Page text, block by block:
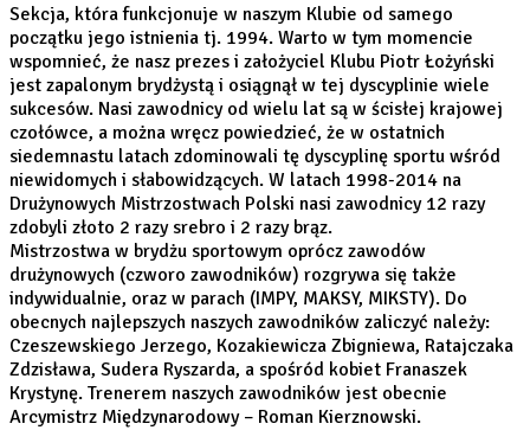
Sekcja, która funkcjonuje w naszym Klubie od samego
początku jego istnienia tj. 1994. Warto w tym momencie
wspomnieć, że nasz prezes i założyciel Klubu Piotr Łożyński
jest zapalonym brydżystą i osiągnął w tej dyscyplinie wiele
sukcesów. Nasi zawodnicy od wielu lat są w ścisłej krajowej
czołówce, a można wręcz powiedzieć, że w ostatnich
siedemnastu latach zdominowali tę dyscyplinę sportu wśród
niewidomych i słabowidzących. W latach 1998-2014 na
Drużynowych Mistrzostwach Polski nasi zawodnicy 12 razy
zdobyli złoto 2 razy srebro i 2 razy brąz.
Mistrzostwa w brydżu sportowym oprócz zawodów
drużynowych (czworo zawodników) rozgrywa się także
indywidualnie, oraz w parach (IMPY, MAKSY, MIKSTY). Do
obecnych najlepszych naszych zawodników zaliczyć należy:
Czeszewskiego Jerzego, Kozakiewicza Zbigniewa, Ratajczaka
Zdzisława, Sudera Ryszarda, a spośród kobiet Franaszek
Krystynę. Trenerem naszych zawodników jest obecnie
Arcymistrz Międzynarodowy – Roman Kierznowski.